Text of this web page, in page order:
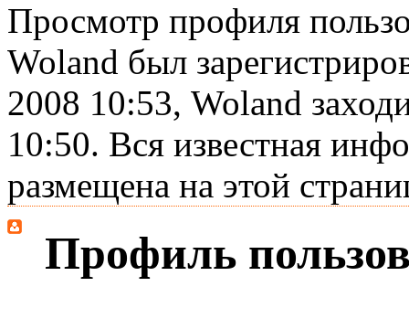
Просмотр профиля
Woland был
2008 10:53, Woland
10:50. Вся известная
размещена на этой
Профиль